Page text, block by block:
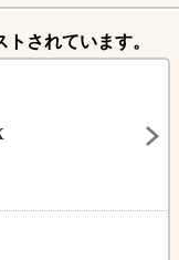
されています。